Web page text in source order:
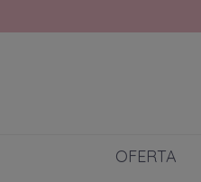
OFERTA